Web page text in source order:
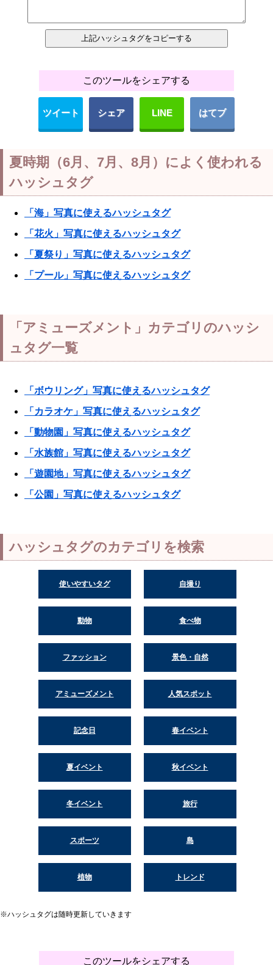
このツールをシェアする
ツイート シェア LINE はてブ
夏時期（6月、7月、8月）によく使われる
ハッシュタグ
「海」写真に使えるハッシュタグ
「花火」写真に使えるハッシュタグ
「夏祭り」写真に使えるハッシュタグ
「プール」写真に使えるハッシュタグ
「アミューズメント」カテゴリのハッシ
ュタグ一覧
「ボウリング」写真に使えるハッシュタグ
「カラオケ」写真に使えるハッシュタグ
「動物園」写真に使えるハッシュタグ
「水族館」写真に使えるハッシュタグ
「遊園地」写真に使えるハッシュタグ
「公園」写真に使えるハッシュタグ
ハッシュタグのカテゴリを検索
使いやすいタグ 自撮り
動物 食べ物
ファッション 景色・自然
アミューズメント 人気スポット
記念日 春イベント
夏イベント 秋イベント
冬イベント 旅行
スポーツ 島
植物 トレンド
※ハッシュタグは随時更新していきます
このツールをシェアする